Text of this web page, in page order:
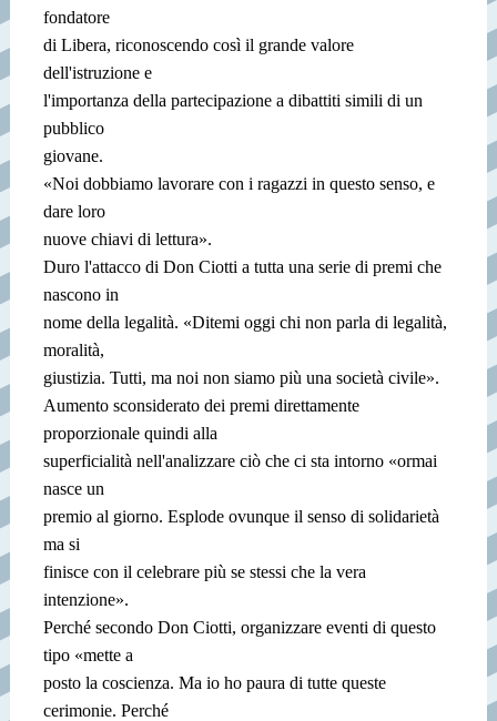
fondatore
di Libera, riconoscendo così il grande valore
dell'istruzione e
l'importanza della partecipazione a dibattiti simili di un
pubblico
giovane.
«Noi dobbiamo lavorare con i ragazzi in questo senso, e
dare loro
nuove chiavi di lettura».
Duro l'attacco di Don Ciotti a tutta una serie di premi che
nascono in
nome della legalità. «Ditemi oggi chi non parla di legalità,
moralità,
giustizia. Tutti, ma noi non siamo più una società civile».
Aumento sconsiderato dei premi direttamente
proporzionale quindi alla
superficialità nell'analizzare ciò che ci sta intorno «ormai
nasce un
premio al giorno. Esplode ovunque il senso di solidarietà
ma si
finisce con il celebrare più se stessi che la vera
intenzione».
Perché secondo Don Ciotti, organizzare eventi di questo
tipo «mette a
posto la coscienza. Ma io ho paura di tutte queste
cerimonie. Perché